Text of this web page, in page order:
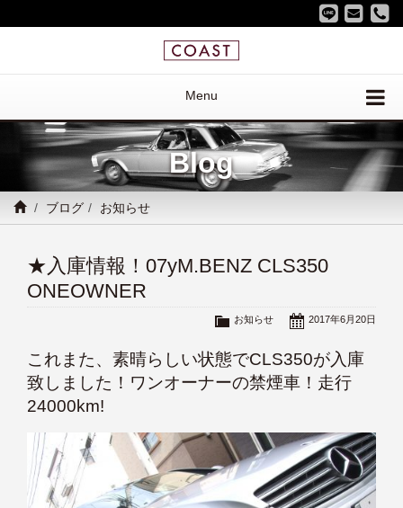
Menu
Blog
ブログ お知らせ
★入庫情報！07yM.BENZ CLS350
ONEOWNER
2017年6月20日
お知らせ
これまた、素晴らしい状態でCLS350が入庫
致しました！ワンオーナーの禁煙車！走行
24000km!